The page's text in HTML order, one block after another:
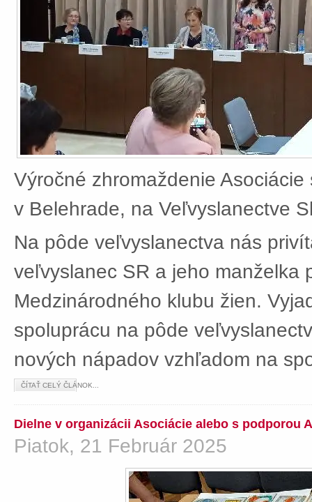
Výročné zhromaždenie
v Belehrade, na Veľvyslanectve
Na pôde veľvyslanectva nás
veľvyslanec SR a jeho manželka
Medzinárodného klubu žien.
spoluprácu na pôde
nových nápadov vzhľadom na
ČÍTAŤ CELÝ ČLÁNOK...
Dielne v organizácii Asociácie alebo s podporou
Piatok, 21 Február 2025